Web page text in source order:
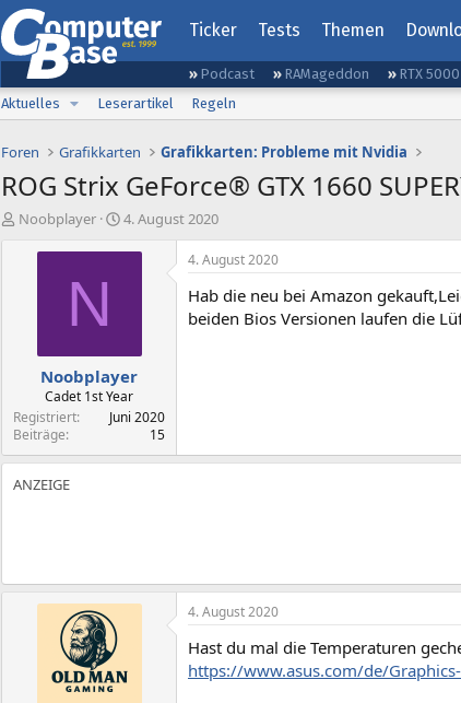
Ticker Tests Themen
Podcast RAMageddon RTX
Aktuelles
Leserartikel Regeln
Foren Grafikkarten Grafikkarten: Probleme mit Nvidia
ROG Strix GeForce® GTX 1660
E
Noobplayer
E
s
t
a
m
4. August 2020
N
Noobplayer
Cadet 1st Year
Registriert
Juni 2020
Beiträge
15
4. August 2020
Hab die neu bei Amazon
beiden Bios Versionen laufen die
4. August 2020
Hast du mal die Temperaturen
https://www.asus.com/de/Graphics-